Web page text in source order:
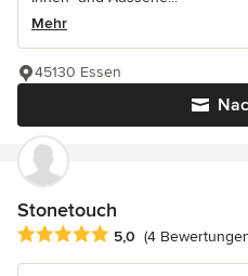
Mehr
45130 Essen
Stonetouch
Durchschnittliche Bewertung:
5,0 (4